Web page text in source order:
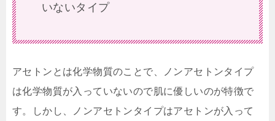
いないタイプ
アセトンとは化学物質のことで、ノンアセトンタイプ
は化学物質が入っていないので肌に優しいのが特徴で
す。しかし、ノンアセトンタイプはアセトンが入って